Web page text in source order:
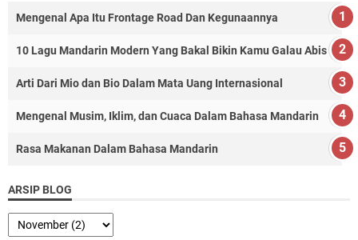
Mengenal Apa Itu Frontage Road Dan Kegunaannya
10 Lagu Mandarin Modern Yang Bakal Bikin Kamu Galau Abis
Arti Dari Mio dan Bio Dalam Mata Uang Internasional
Mengenal Musim, Iklim, dan Cuaca Dalam Bahasa Mandarin
Rasa Makanan Dalam Bahasa Mandarin
ARSIP BLOG